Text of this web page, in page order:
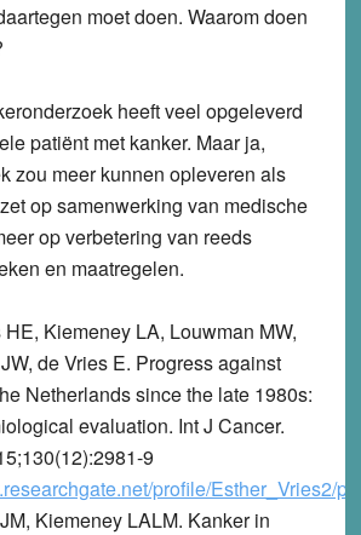
moet doen. Waarom doen
heeft veel opgeleverd
patiënt met kanker. Maar ja,
zou meer kunnen opleveren als
op samenwerking van medische
op verbetering van reeds
en maatregelen.
Kiemeney LA, Louwman MW,
de Vries E. Progress against
Netherlands since the late 1980s:
evaluation. Int J Cancer.
9
profile/Esther_Vries2/
Kiemeney LALM. Kanker in